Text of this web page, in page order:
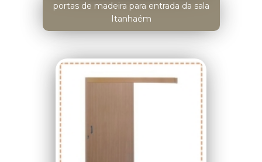
portas de madeira para entrada da sala
Itanhaém